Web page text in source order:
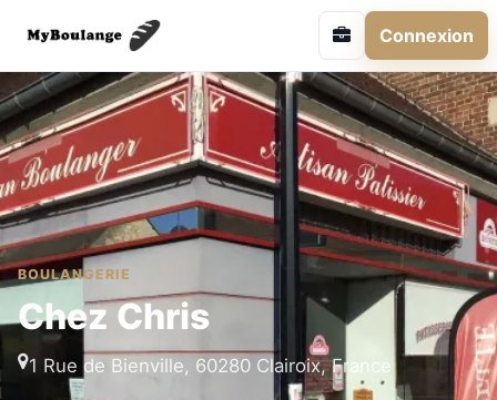
Connexion
BOULANGERIE
Chez Chris
1 Rue de Bienville, 60280 Clairoix, France